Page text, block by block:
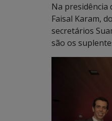
Na presidência
Faisal Karam,
secretários
são os